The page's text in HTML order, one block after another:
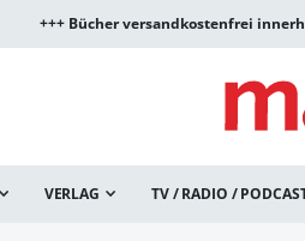
+++ Bücher versandkostenfrei
VERLAG TV / RADIO /